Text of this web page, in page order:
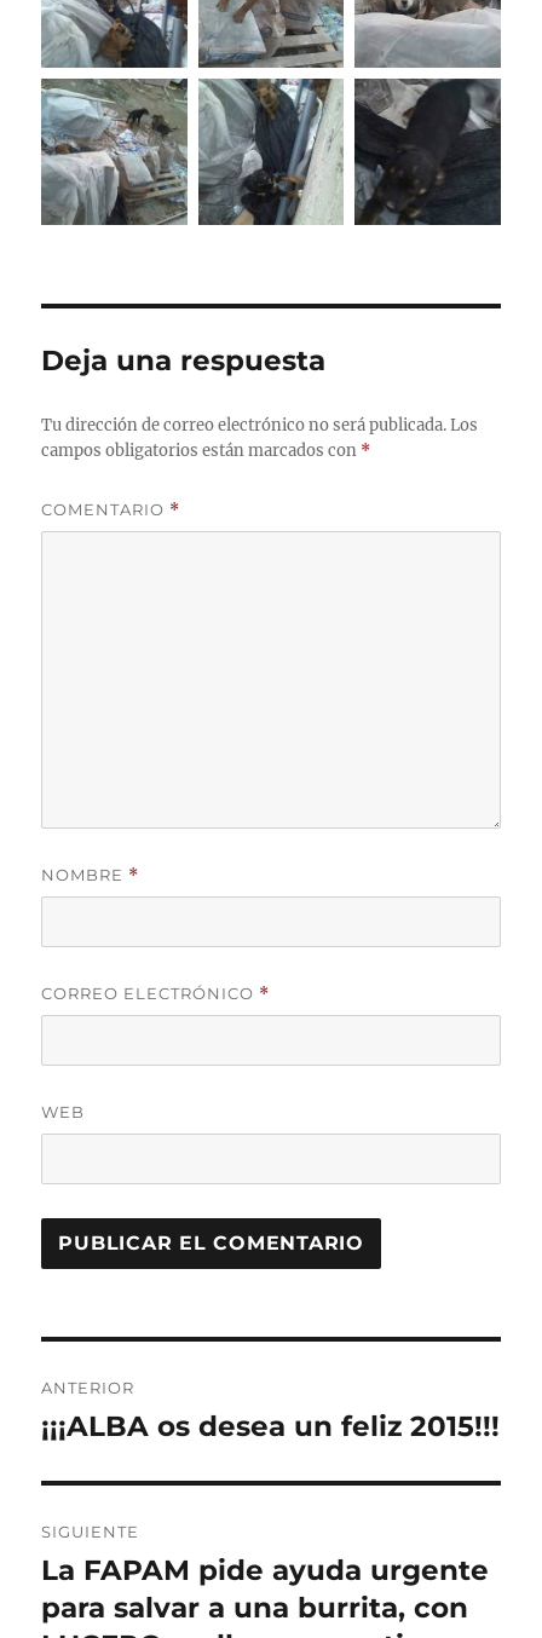
Deja una respuesta
Tu dirección de correo electrónico no será publicada. Los
campos obligatorios están marcados con *
COMENTARIO *
NOMBRE *
CORREO ELECTRÓNICO *
WEB
de
ANTERIOR
Entrada
¡¡¡ALBA os desea un feliz 2015!!!
SIGUIENTE
Entrada
siguiente:
La FAPAM pide ayuda urgente
para salvar a una burrita, con